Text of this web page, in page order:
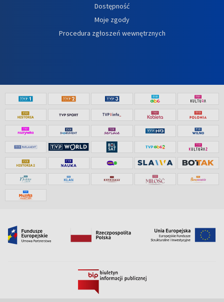
Dostępność
Moje zgody
Procedura zgłoszeń wewnętrznych